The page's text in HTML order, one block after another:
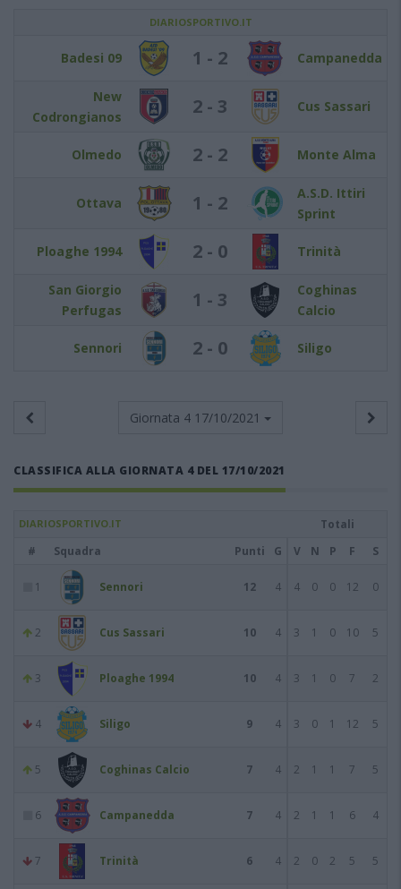
DIARIOSPORTIVO.IT
Badesi 09 1 - 2 Campanedda
New
Codrongianos
2 - 3 Cus Sassari
Olmedo 2 - 2 Monte Alma
Ottava 1 - 2
A.S.D. Ittiri
Sprint
Ploaghe 1994 2 - 0 Trinità
San Giorgio
Perfugas
1 - 3
Coghinas
Calcio
Sennori 2 - 0 Siligo
Giornata 4 17/10/2021
CLASSIFICA ALLA GIORNATA 4 DEL 17/10/2021
DIARIOSPORTIVO.IT
Totali
#
Squadra Punti G V N P F S
1 Sennori 12 4 4 0 0 12 0
2 Cus Sassari 10 4 3 1 0 10 5
3 Ploaghe 1994 10 4 3 1 0 7 2
4 Siligo 9 4 3 0 1 12 5
5 Coghinas Calcio 7 4 2 1 1 7 5
6 Campanedda 7 4 2 1 1 6 4
7 Trinità 6 4 2 0 2 5 5